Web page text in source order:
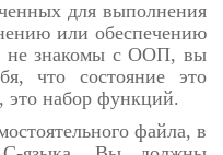
для выполнения
или обеспечению
не знакомы с ООП, вы
что состояние это
это набор функций.
файла, в